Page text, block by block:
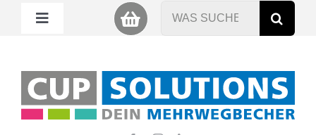
Toggle
Miet Cup
Suche